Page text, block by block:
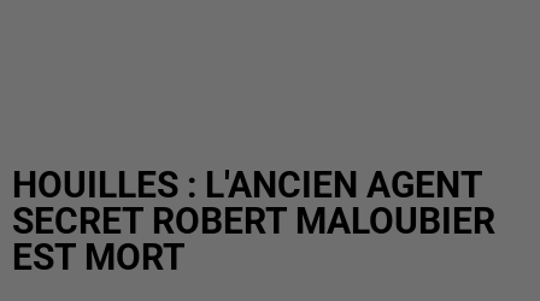
HOUILLES : L'ANCIEN AGENT
SECRET ROBERT MALOUBIER
EST MORT